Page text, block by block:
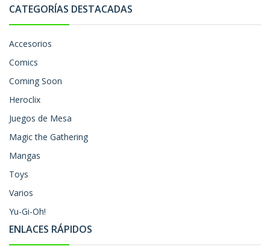
CATEGORÍAS DESTACADAS
Accesorios
Comics
Coming Soon
Heroclix
Juegos de Mesa
Magic the Gathering
Mangas
Toys
Varios
Yu-Gi-Oh!
ENLACES RÁPIDOS